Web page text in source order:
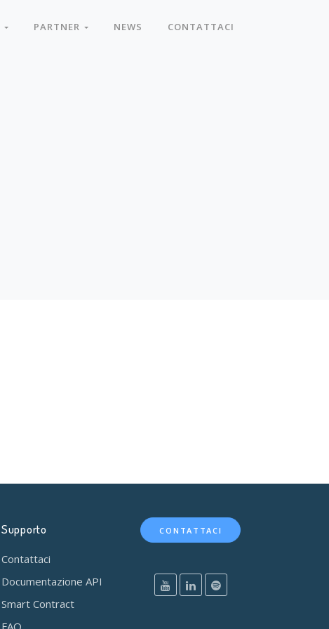
PARTNER NEWS CONTATTACI
Supporto
Contattaci
Documentazione API
Smart Contract
FAQ
CONTATTACI